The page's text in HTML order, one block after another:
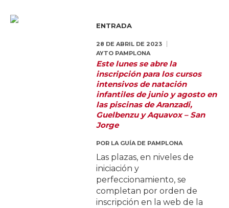
ENTRADA
28 DE ABRIL DE 2023
AYTO PAMPLONA
Este lunes se abre la
inscripción para los cursos
intensivos de natación
infantiles de junio y agosto en
las piscinas de Aranzadi,
Guelbenzu y Aquavox – San
Jorge
POR LA GUÍA DE PAMPLONA
Las plazas, en niveles de
iniciación y
perfeccionamiento, se
completan por orden de
inscripción en la web de la